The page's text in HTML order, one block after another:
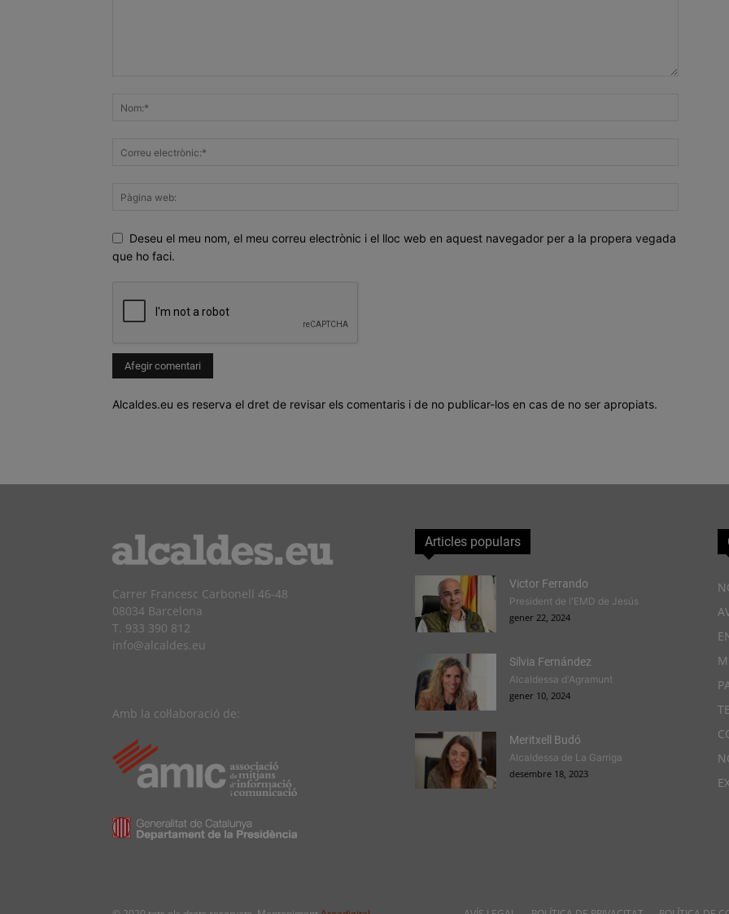
Deseu el meu nom, el meu correu electrònic i el lloc web en aquest navegador per a la propera vegada
que ho faci.
Alcaldes.eu es reserva el dret de revisar els comentaris i de no publicar-los en cas de no ser apropiats.
Carrer Francesc Carbonell 46-48
08034 Barcelona
T. 933 390 812
info@alcaldes.eu
Amb la col·laboració de:
Articles populars
Victor Ferrando
President de l'EMD de Jesús
gener 22, 2024
Sílvia Fernández
Alcaldessa d'Agramunt
gener 10, 2024
Meritxell Budó
Alcaldessa de La Garriga
desembre 18, 2023